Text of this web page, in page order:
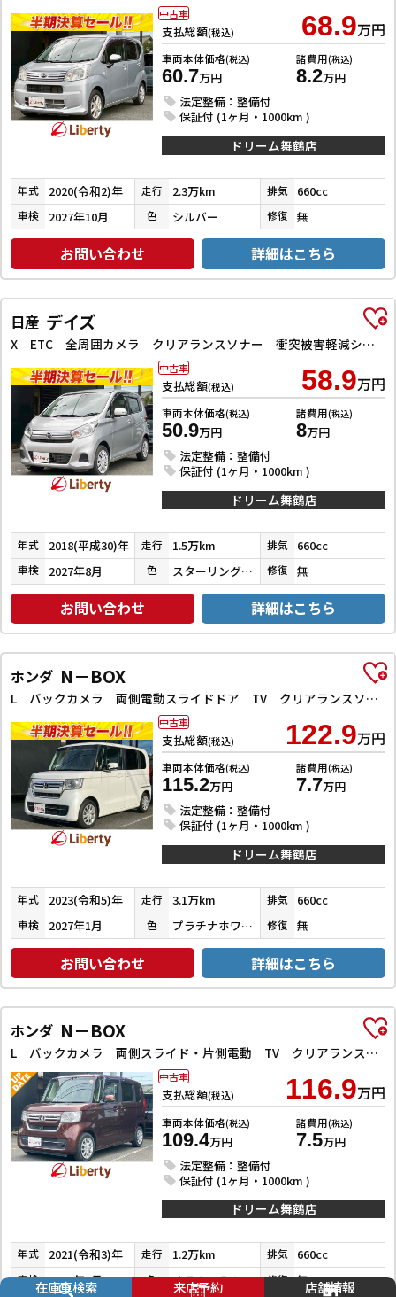
支払総額(税込) 68.9万円
車両本体価格(税込)
60.7万円
諸費用(税込)
8.2万円
法定整備：整備付
保証付 (1ヶ月・1000km )
中古車
ドリーム舞鶴店
年式 2020(令和2)年 走行 2.3万km 排気 660cc
車検 2027年10月 色 シルバー 修復 無
お問い合わせ 詳細はこちら
日産 デイズ
X ETC 全周囲カメラ クリアランスソナー 衝突被害軽減システム スマートキー アイドリングストップ 電動格納ミラー ベンチシート CVT 盗難防止システム ABS ESC
支払総額(税込) 58.9万円
車両本体価格(税込)
50.9万円
諸費用(税込)
8万円
法定整備：整備付
保証付 (1ヶ月・1000km )
中古車
ドリーム舞鶴店
年式 2018(平成30)年 走行 1.5万km 排気 660cc
車検 2027年8月 色 スターリングシルバーメタリック 修復 無
お問い合わせ 詳細はこちら
ホンダ N－BOX
L バックカメラ 両側電動スライドドア TV クリアランスソナー オートクルーズコントロール レーンアシスト 衝突被害軽減システム オートライト LEDヘッドランプ スマートキー アイドリングストップ
支払総額(税込) 122.9万円
車両本体価格(税込)
115.2万円
諸費用(税込)
7.7万円
法定整備：整備付
保証付 (1ヶ月・1000km )
中古車
ドリーム舞鶴店
年式 2023(令和5)年 走行 3.1万km 排気 660cc
車検 2027年1月 色 プラチナホワイトパール 修復 無
お問い合わせ 詳細はこちら
ホンダ N－BOX
L バックカメラ 両側スライド・片側電動 TV クリアランスソナー オートクルーズコントロール レーンアシスト 衝突被害軽減システム オートライト LEDヘッドランプ スマートキー アイドリングストップ
支払総額(税込) 116.9万円
車両本体価格(税込)
109.4万円
諸費用(税込)
7.5万円
法定整備：整備付
保証付 (1ヶ月・1000km )
中古車
ドリーム舞鶴店
年式 2021(令和3)年 走行 1.2万km 排気 660cc
車検 2026年9月 色 ＪＦ３－５０８１７８２ 修復 無
在庫車検索 来店予約 店舗情報